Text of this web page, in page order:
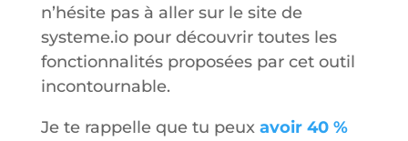
n’hésite pas à aller sur le site de
systeme.io pour découvrir toutes les
fonctionnalités proposées par cet outil
incontournable.
Je te rappelle que tu peux avoir 40 %